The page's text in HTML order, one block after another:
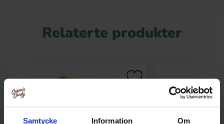
Samtycke Information Om
Relaterte produkter